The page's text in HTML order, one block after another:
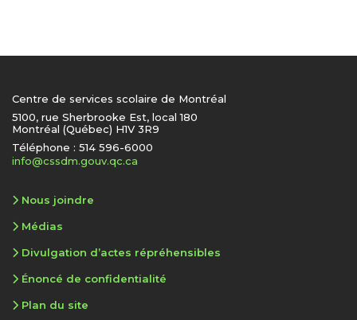
Centre de services scolaire de Montréal
5100, rue Sherbrooke Est, local 180
Montréal (Québec) H1V 3R9
Téléphone : 514 596-6000
info@cssdm.gouv.qc.ca
Nous joindre
Médias
Divulgation d’actes répréhensibles
Énoncé de confidentialité
Plan du site